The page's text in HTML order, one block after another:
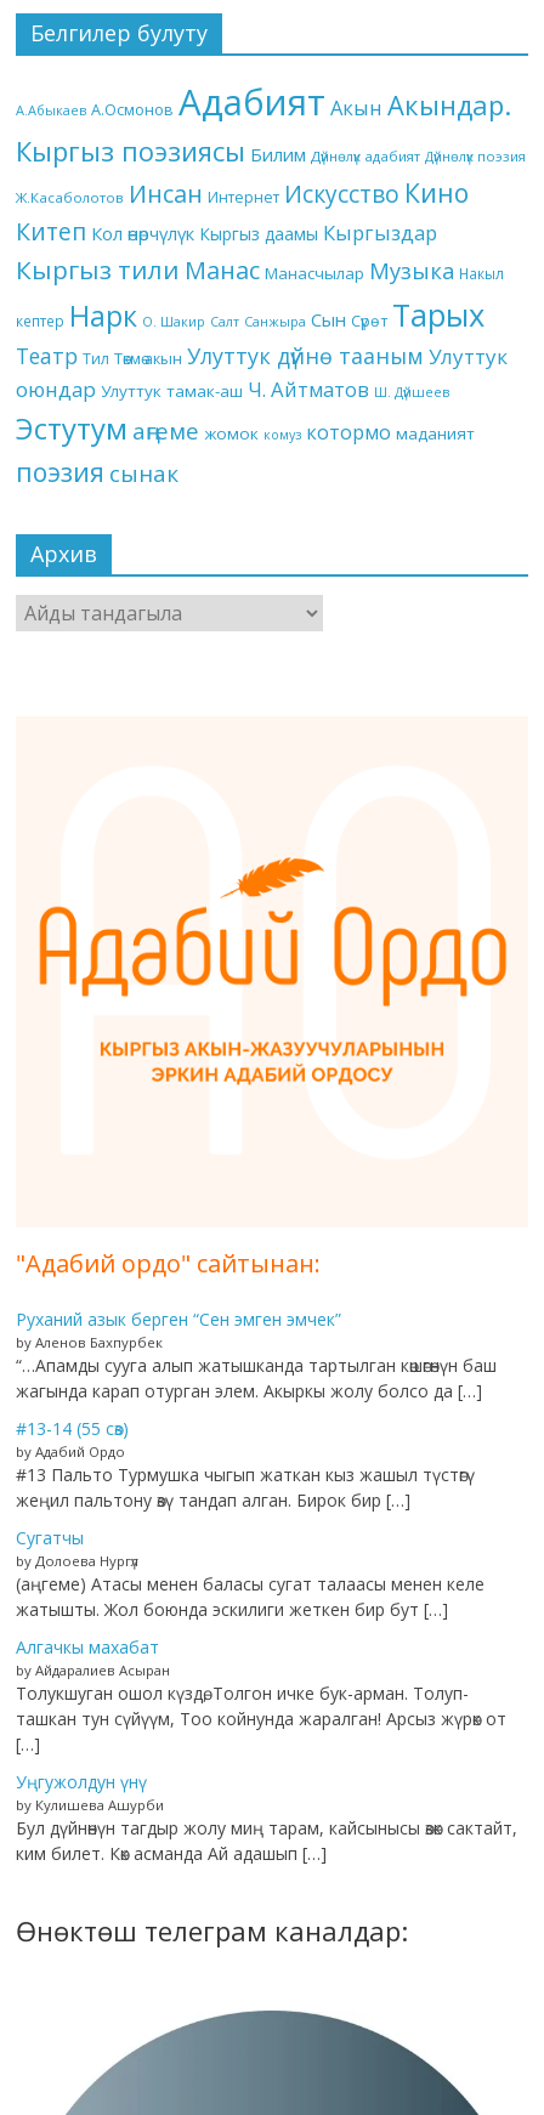
Белгилер булуту
А.Абыкаев А.Осмонов Адабият Акын Акындар.
Кыргыз поэзиясы Билим Дүйнөлүк адабият Дүйнөлүк поэзия
Ж.Касаболотов Инсан Интернет Искусство Кино
Китеп Кол өнөрчүлүк Кыргыз даамы Кыргыздар
Кыргыз тили Манас Манасчылар Музыка Накыл
кептер Нарк О. Шакир Салт Санжыра Сын Сүрөт Тарых
Театр Тил Төкмө акын Улуттук дүйнө тааным Улуттук
оюндар Улуттук тамак-аш Ч. Айтматов Ш. Дүйшеев
Эстутум аңгеме жомок комуз котормо маданият
поэзия сынак
Архив
Архив
"Адабий ордо" сайтынан:
Руханий азык берген “Сен эмген эмчек”
by Аленов Бахпурбек
“…Апамды сууга алып жатышканда тартылган көшөгөнүн баш
жагында карап отурган элем. Акыркы жолу болсо да […]
#13-14 (55 сөз)
by Адабий Ордо
#13 Пальто Турмушка чыгып жаткан кыз жашыл түстөгү
жеңил пальтону өзү тандап алган. Бирок бир […]
Сугатчы
by Долоева Нургүл
(аңгеме) Атасы менен баласы сугат талаасы менен келе
жатышты. Жол боюнда эскилиги жеткен бир бут […]
Алгачкы махабат
by Айдаралиев Асыран
Толукшуган ошол күздө, Толгон ичке бук-арман. Толуп-
ташкан тун сүйүүм, Тоо койнунда жаралган! Арсыз жүрөк от
[…]
Уңгужолдун үнү
by Кулишева Ашурби
Бул дүйнөнүн тагдыр жолу миң тарам, кайсынысы өзөк сактайт,
ким билет. Көк асманда Ай адашып […]
Өнөктөш телеграм каналдар: